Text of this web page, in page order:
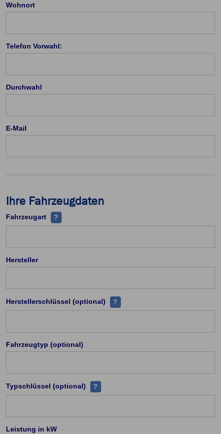
Wohnort
Telefon Vorwahl:
Durchwahl
E-Mail
Ihre Fahrzeugdaten
Fahrzeugart Handelt es sich z.B PKW, Leichtkraftrad, Kraftrad
?
Hersteller
Herstellerschlüssel (optional) Zu jedem Hersteller existieren
?
Fahrzeugtyp (optional)
Typschlüssel (optional) Jeder Fahrzeugtyp (PKW) hat eine
?
Leistung in kW